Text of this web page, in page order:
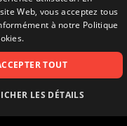
Web, vous acceptez tous
à notre Politique
TOUT
LES DÉTAILS